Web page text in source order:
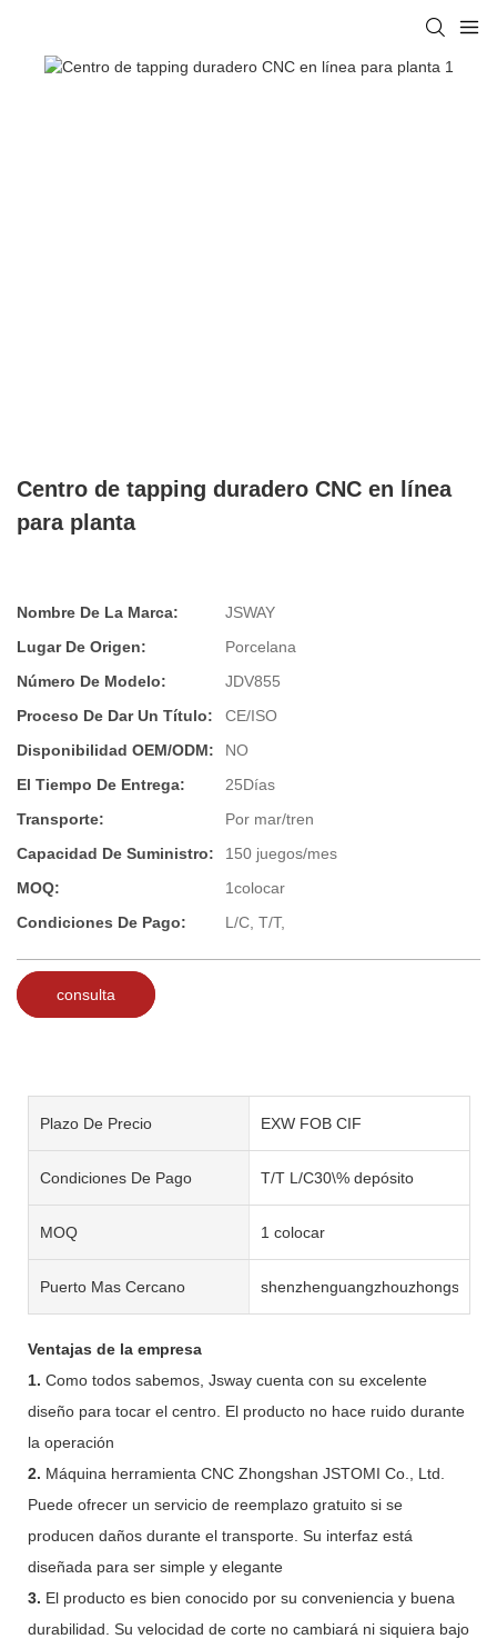
Centro de tapping duradero CNC en línea
para planta
Nombre De La Marca:
JSWAY
Lugar De Origen:
Porcelana
Número De Modelo:
JDV855
Proceso De Dar Un Título:
CE/ISO
Disponibilidad OEM/ODM:
NO
El Tiempo De Entrega:
25Días
Transporte:
Por mar/tren
Capacidad De Suministro:
150 juegos/mes
MOQ:
1colocar
Condiciones De Pago:
L/C, T/T,
consulta
Plazo De Precio EXW FOB CIF
Condiciones De Pago T/T L/C30\% depósito
MOQ 1 colocar
Puerto Mas Cercano shenzhenguangzhouzhongshan
Ventajas de la empresa
1. Como todos sabemos, Jsway cuenta con su excelente
diseño para tocar el centro. El producto no hace ruido durante
la operación
2. Máquina herramienta CNC Zhongshan JSTOMI Co., Ltd.
Puede ofrecer un servicio de reemplazo gratuito si se
producen daños durante el transporte. Su interfaz está
diseñada para ser simple y elegante
3. El producto es bien conocido por su conveniencia y buena
durabilidad. Su velocidad de corte no cambiará ni siquiera bajo